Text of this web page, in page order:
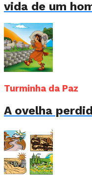
vida de um
Turminha da Paz
A ovelha